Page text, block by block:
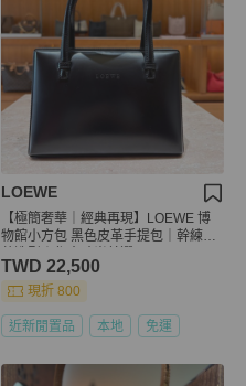
LOEWE
【極簡奢華｜經典再現】LOEWE 博
物館小方包 黑色皮革手提包｜幹練俐
TWD 22,500
現折 800
近新閒置品 本地 免運